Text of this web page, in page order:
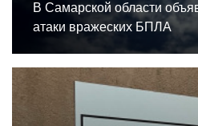
В Самарской области
атаки вражеских БПЛА